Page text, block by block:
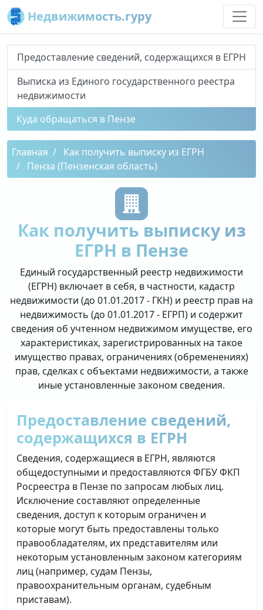
Недвижимость.гуру
Предоставление сведений, содержащихся в ЕГРН
Выписка из Единого государственного реестра
недвижимости
Куда обращаться в Пензе
Главная
Как получить выписку из ЕГРН
Пенза (Пензенская область)
Как получить выписку из
ЕГРН в Пензе
Единый государственный реестр недвижимости
(ЕГРН) включает в себя, в частности, кадастр
недвижимости (до 01.01.2017 - ГКН) и реестр прав на
недвижимость (до 01.01.2017 - ЕГРП) и содержит
сведения об учтенном недвижимом имуществе, его
характеристиках, зарегистрированных на такое
имущество правах, ограничениях (обременениях)
прав, сделках с объектами недвижимости, а также
иные установленные законом сведения.
Предоставление сведений,
содержащихся в ЕГРН
Сведения, содержащиеся в ЕГРН, являются
общедоступными и предоставляются ФГБУ ФКП
Росреестра в Пензе по запросам любых лиц.
Исключение составляют определенные
сведения, доступ к которым ограничен и
которые могут быть предоставлены только
правообладателям, их представителям или
некоторым установленным законом категориям
лиц (например, судам Пензы,
правоохранительным органам, судебным
приставам).